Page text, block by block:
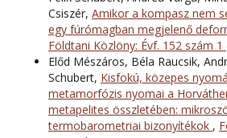
Csiszér, Amikor a kompasz nem
egy fúrómagban megjelenő
Földtani Közlöny: Évf. 152 szám 1
Előd Mészáros, Béla Raucsik,
Schubert, Kisfokú, közepes
metamorfózis nyomai a
metapelites összletében:
termobarometriai bizonyítékok ,